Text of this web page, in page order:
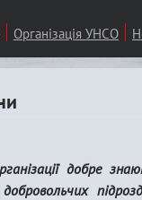
Організація УНСО
добре
добровольчих